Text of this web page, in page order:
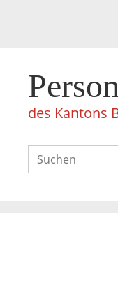
des Kantons